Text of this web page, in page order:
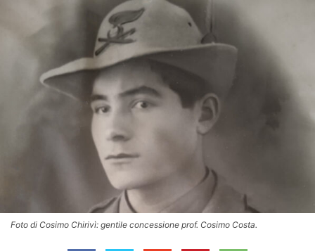
Foto di Cosimo Chirivì: gentile concessione prof. Cosimo Costa.